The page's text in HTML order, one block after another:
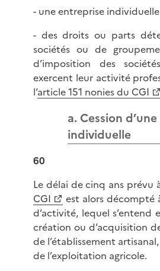
- une entreprise
- des droits ou parts
sociétés ou de
d’imposition des
exercent leur activité
l’article 151 nonies du CGI
a. Cession
individuelle
60
Le délai de cinq ans prévu
CGI
est alors
d’activité, lequel
création ou d’acquisition
de l’établissement
de l’exploitation agricole.